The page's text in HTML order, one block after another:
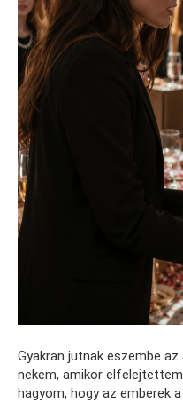
Gyakran jutnak eszembe
nekem, amikor
hagyom, hogy az emberek